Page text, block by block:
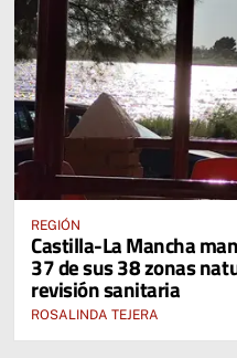
REGIÓN
Castilla-La Mancha
37 de sus 38 zonas
revisión sanitaria
ROSALINDA TEJERA